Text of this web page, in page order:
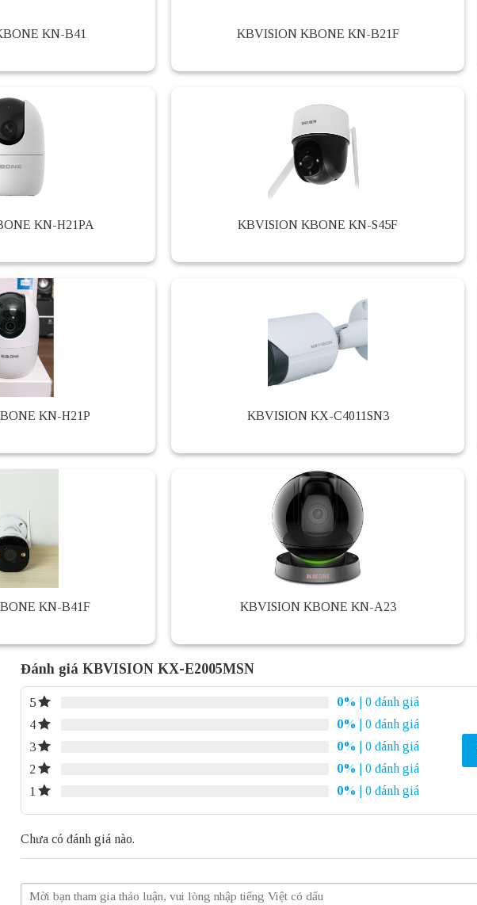
KN-B41 KBVISION KBONE KN-B21F
KN-H21PA KBVISION KBONE KN-S45F
KN-H21P KBVISION KX-C4011SN3
KN-B41F KBVISION KBONE KN-A23
Đánh giá KBVISION KX-E2005MSN
5 0%
| 0 đánh giá
4
0%
| 0 đánh giá
3
0%
| 0 đánh giá
2
0%
| 0 đánh giá
1
0% | 0 đánh giá
Chưa có đánh giá nào.